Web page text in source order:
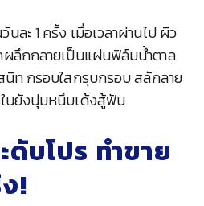
ละ 1 ครั้ง เมื่อเวลาผ่านไป ผิว
ลึกกลายเป็นแผ่นฟิล์มน้ำตาล
ท กรอบใสกรุบกรอบ สลักลาย
นยังนุ่มหนึบเด้งสู้ฟัน
บโปร ทำขาย
!